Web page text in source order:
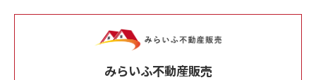
みらいふ不動産販売